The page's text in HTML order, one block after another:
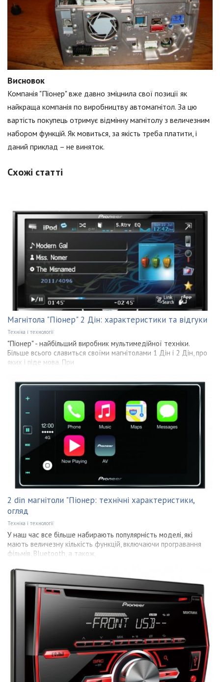
Висновок
Компанія "Піонер" вже давно зміцнила свої позиції як
найкраща компанія по виробництву автомагнітол. За цю
вартість покупець отримує відмінну магнітолу з величезним
набором функцій. Як мовиться, за якість треба платити, і
даний приклад – не виняток.
Схожі статті
Магнітола "Піонер" 2 Дін: характеристики та відгуки
Техніка і технології
"Піонер" - найбільший виробник мультимедійної техніки.
Більше всього славиться своїми магнітолами 1 Дін і 2 Дін, про
яких і піде мова. При
2 din магнітоли "Піонер: технічні характеристики,
огляд
Техніка і технології
У наш час все більше набирають популярність моделі, які
мають величезну кількість функцій, включаючи програвання
фільмів, Bluetooth, а також,